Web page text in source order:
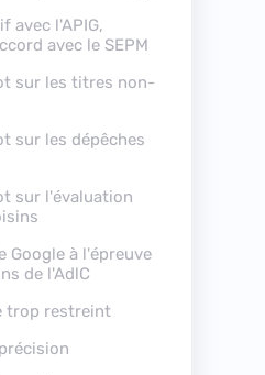
avec l'APIG,
avec le SEPM
sur les titres non-
sur les dépêches
sur l'évaluation
Google à l'épreuve
de l'AdlC
trop restreint